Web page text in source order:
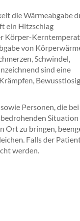
die Wärmeabgabe
ein Hitzschlag
Körper-
von
Schwindel,
sind eine
Personen, die
zu bringen,
Falls der
werden.